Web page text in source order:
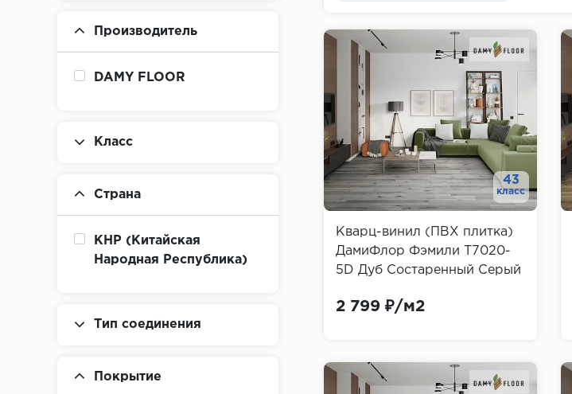
Производитель
DAMY FLOOR
Класс
Страна
КНР (Китайская
Народная Республика)
Тип соединения
Покрытие
43
класс
Кварц-винил (ПВХ плитка)
ДамиФлор Фэмили T7020-
5D Дуб Состаренный Серый
2 799 ₽/м2